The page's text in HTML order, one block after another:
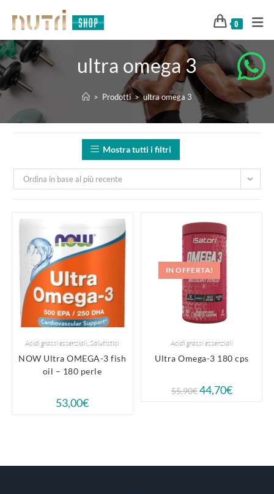
0
ultra omega 3
> Prodotti > ultra omega 3
Mostra tutti i filtri
Ordina in base al più recente
Acidi grassi essenziali,Salutistici
NOW Ultra OMEGA-3 fish
oil – 180 perle
53,00€
IN OFFERTA!
Acidi grassi essenziali
Ultra Omega-3 180 cps
55,90€44,70€